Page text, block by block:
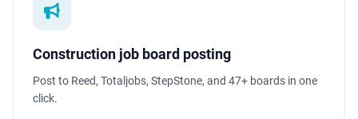
Construction job board posting
Post to Reed, Totaljobs, StepStone, and 47+ boards in one
click.